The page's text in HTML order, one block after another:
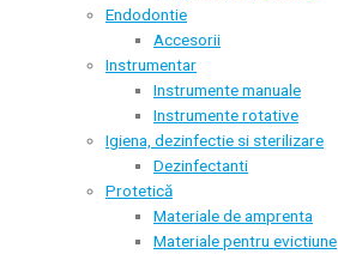
Endodontie
Accesorii
Instrumentar
Instrumente manuale
Instrumente rotative
Igiena, dezinfectie si sterilizare
Dezinfectanti
Protetică
Materiale de amprenta
Materiale pentru evictiune